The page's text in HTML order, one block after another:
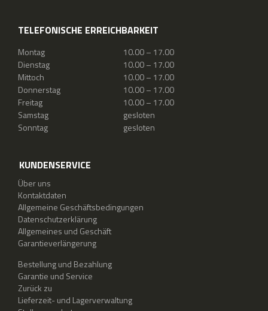
TELEFONISCHE ERREICHBARKEIT
Montag
10.00 – 17.00
Dienstag
10.00 – 17.00
Mittoch
10.00 – 17.00
Donnerstag
10.00 – 17.00
Freitag
10.00 – 17.00
Samstag
gesloten
Sonntag
gesloten
KUNDENSERVICE
Über uns
Kontaktdaten
Allgemeine Geschäftsbedingungen
Datenschutzerklärung
Allgemeines und Geschäft
Garantieverlängerung
Bestellung und Bezahlung
Garantie und Service
Zurück zu
Lieferzeit- und Lagerverwaltung